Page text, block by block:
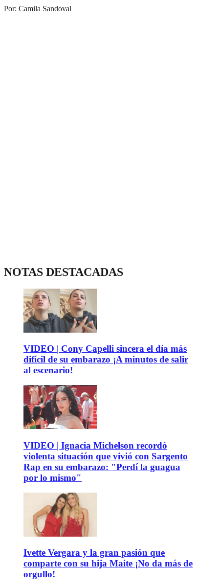
Por: Camila Sandoval
NOTAS DESTACADAS
VIDEO | Cony Capelli sincera el día más
difícil de su embarazo ¡A minutos de salir
al escenario!
VIDEO | Ignacia Michelson recordó
violenta situación que vivió con Sargento
Rap en su embarazo: "Perdí la guagua
por lo mismo"
Ivette Vergara y la gran pasión que
comparte con su hija Maite ¡No da más de
orgullo!